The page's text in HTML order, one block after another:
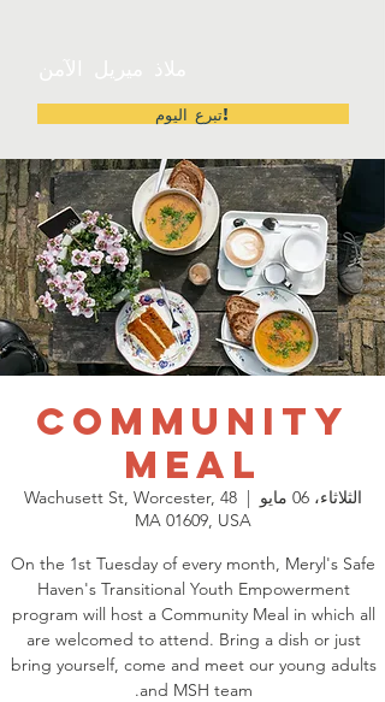
تبرع اليوم!
Community
Meal
الثلاثاء، 06 مايو
  |
48 Wachusett St, Worcester,
MA 01609, USA
On the 1st Tuesday of every month, Meryl's Safe
Haven's Transitional Youth Empowerment
program will host a Community Meal in which all
are welcomed to attend. Bring a dish or just
bring yourself, come and meet our young adults
and MSH team.